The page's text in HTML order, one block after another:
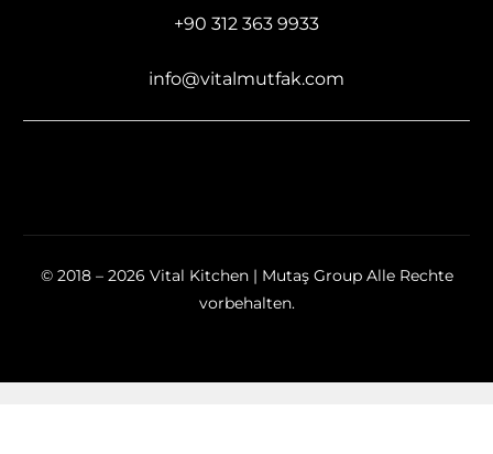
+90 312 363 9933
info@vitalmutfak.com
© 2018 – 2026 Vital Kitchen | Mutaş Group Alle Rechte
vorbehalten.